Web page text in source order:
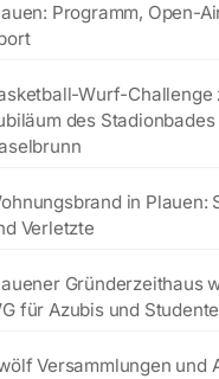
Programm, Open-
Wurf-Challenge
des Stadionbades
in Plauen:
Verletzte
Gründerzeithaus
für Azubis und
Versammlungen und